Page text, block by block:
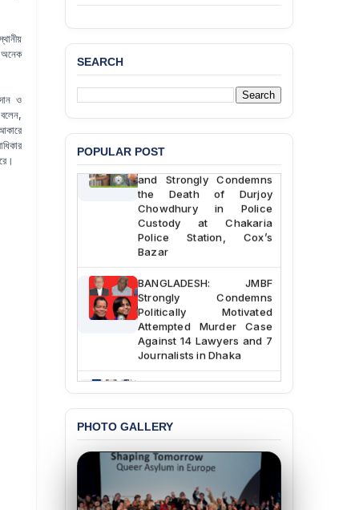
অনেক
ও
SEARCH
POPULAR POST
JMBF Deeply Concerned
and Strongly Condemns
the Death of Durjoy
Chowdhury in Police
Custody at Chakaria
Police Station, Cox’s
Bazar
BANGLADESH: JMBF
Strongly Condemns
Politically Motivated
Attempted Murder Case
Against 14 Lawyers and 7
Journalists in Dhaka
JOINT STATEMENT:
Condemning Politically
Motivated Exclusion,
Intimidation, and
Interference in the
Democratic Governance
of the Legal Profession in
PHOTO GALLERY